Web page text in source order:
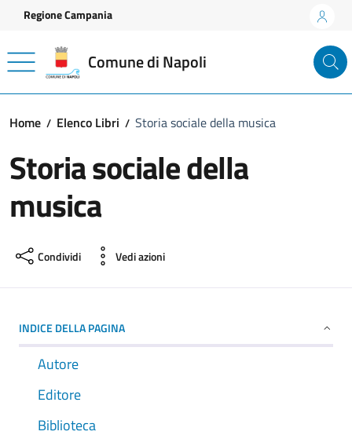
Vai ai contenuti
Vai al footer
Regione Campania
Comune di Napoli
Home Elenco Libri Storia sociale della musica
Storia sociale della
musica
Condividi Vedi azioni
INDICE DELLA PAGINA
Autore
Editore
Biblioteca